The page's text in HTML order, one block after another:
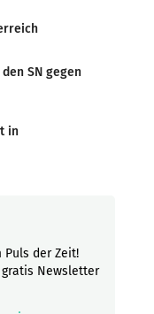
SN gegen
in
Puls der Zeit!
Newsletter